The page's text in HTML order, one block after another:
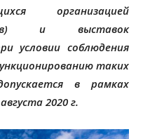
организацией
и выставок
условии соблюдения
таких
в рамках
2020 г.